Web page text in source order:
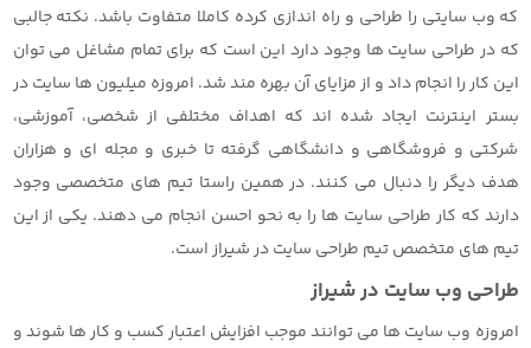
که وب سایتی را طراحی و راه اندازی کرده کاملا متفاوت باشد. نکته جالبی
که در طراحی سایت ها وجود دارد این است که برای تمام مشاغل می توان
این کار را انجام داد و از مزایای آن بهره مند شد. امروزه میلیون ها سایت در
بستر اینترنت ایجاد شده اند که اهداف مختلفی از شخصی، آموزشی،
شرکتی و فروشگاهی و دانشگاهی گرفته تا خبری و مجله ای و هزاران
هدف دیگر را دنبال می کنند. در همین راستا تیم های متخصصی وجود
دارند که کار طراحی سایت ها را به نحو احسن انجام می دهند. یکی از این
تیم های متخصص تیم طراحی سایت در شیراز است.
طراحی وب سایت در شیراز
امروزه وب سایت ها می توانند موجب افزایش اعتبار کسب و کار ها شوند و